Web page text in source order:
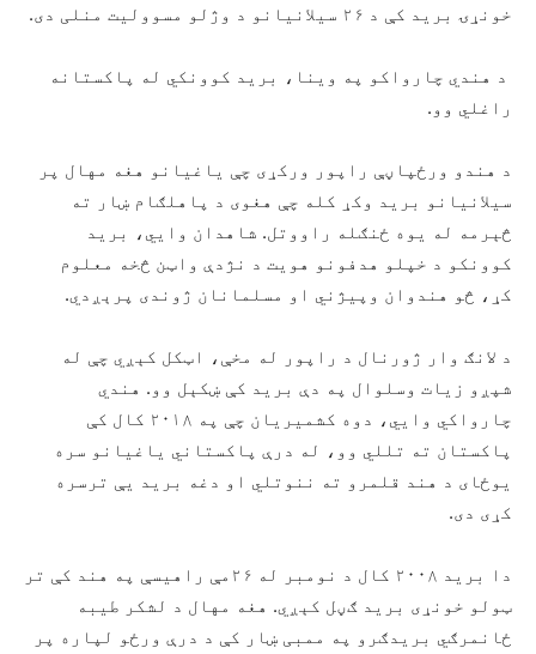
خونړۍ برید کې د ۲۶ سیلانیانو د وژلو مسوولیت منلی دی.
د هندي چارواکو په وینا، برید کوونکي له پاکستانه
راغلي وو.
د هندو ورځپاڼې راپور ورکړی چې یاغیانو هغه مهال پر
سیلانیانو برید وکړ کله چې هغوی د پاهلګام ښار ته
څېرمه له یوه ځنګله راووتل. شاهدان وایي، برید
کوونکو د خپلو هدفونو هویت د نژدې واټن څخه معلوم
کړ، څو هندوان وپیژني او مسلمانان ژوندی پرېږدي.
د لانګ وار ژورنال د راپور له مخې، اټکل کېږي چې له
شپږو زیات وسلوال په دې برید کې ښکېل وو. هندي
چارواکي وایي، دوه کشمیریان چې په ۲۰۱۸ کال کې
پاکستان ته تللي وو، له درې پاکستاني یاغیانو سره
یوځای د هند قلمرو ته ننوتلي او دغه برید یې ترسره
کړی دی.
دا برید ۲۰۰۸ کال د نومبر له ۲۶مې راهیسې په هند کې تر
ټولو خونړی برید ګڼل کېږي. هغه مهال د لشکر طیبه
ځانمرګي بریدګرو په ممبی ښار کې د درې ورځو لپاره پر